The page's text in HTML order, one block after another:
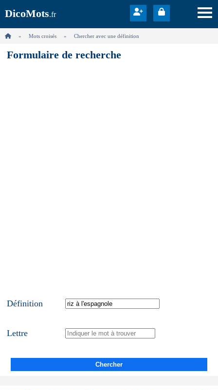
DicoMots.fr
Mots croisés Chercher avec une définition
Formulaire de recherche
Définition
Lettre
Chercher